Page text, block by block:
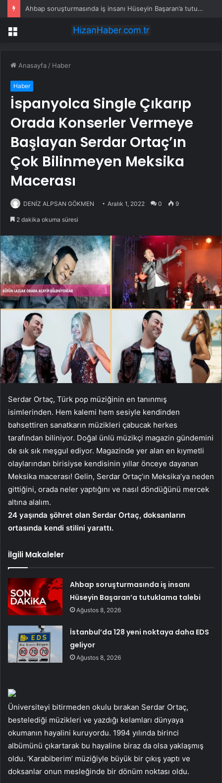
Ahbap soruşturmasında iş insanı Hüseyin Başaran’a tutuklama talebi
Menü
Anasayfa / Haber
Haber
İspanyolca Single Çıkarıp
Orada Konserler Vermeye
Başlayan Serdar Ortaç’ın
Çok Bilinmeyen Meksika
Macerası
DENİZ ALPSAN GÖKMEN Aralık 1, 2022 0 9
2 dakika okuma süresi
Serdar Ortaç, Türk pop müziğinin en tanınmış
isimlerinden. Hem kalemi hem sesiyle kendinden
bahsettiren sanatkarın müzikleri çabucak herkes
tarafından biliniyor. Doğal ünlü müzikçi magazin gündemini
de sık sık meşgul ediyor. Magazinde yer alan en kıymetli
olaylarından birisiyse kendisinin yıllar önceye dayanan
Meksika macerası! Gelin, Serdar Ortaç’ın Meksika’ya neden
gittiğini, orada neler yaptığını ve nasıl döndüğünü mercek
altına alalım.
24 yaşında şöhret olan Serdar Ortaç, doksanların
ortasında kendi stilini yarattı.
İlgili Makaleler
Ahbap soruşturmasında iş insanı
Hüseyin Başaran’a tutuklama talebi
Ağustos 8, 2026
İstanbul’da 128 yeni noktaya daha EDS
geliyor
Ağustos 8, 2026
Üniversiteyi bitirmeden okulu bırakan Serdar Ortaç,
bestelediği müzikleri ve yazdığı kelamları dünyaya
okumanın hayalini kuruyordu. 1994 yılında birinci
albümünü çıkartarak bu hayaline biraz da olsa yaklaşmış
oldu. ‘Karabiberim’ müziğiyle büyük bir çıkış yaptı ve
doksanlar onun mesleğinde bir dönüm noktası oldu.